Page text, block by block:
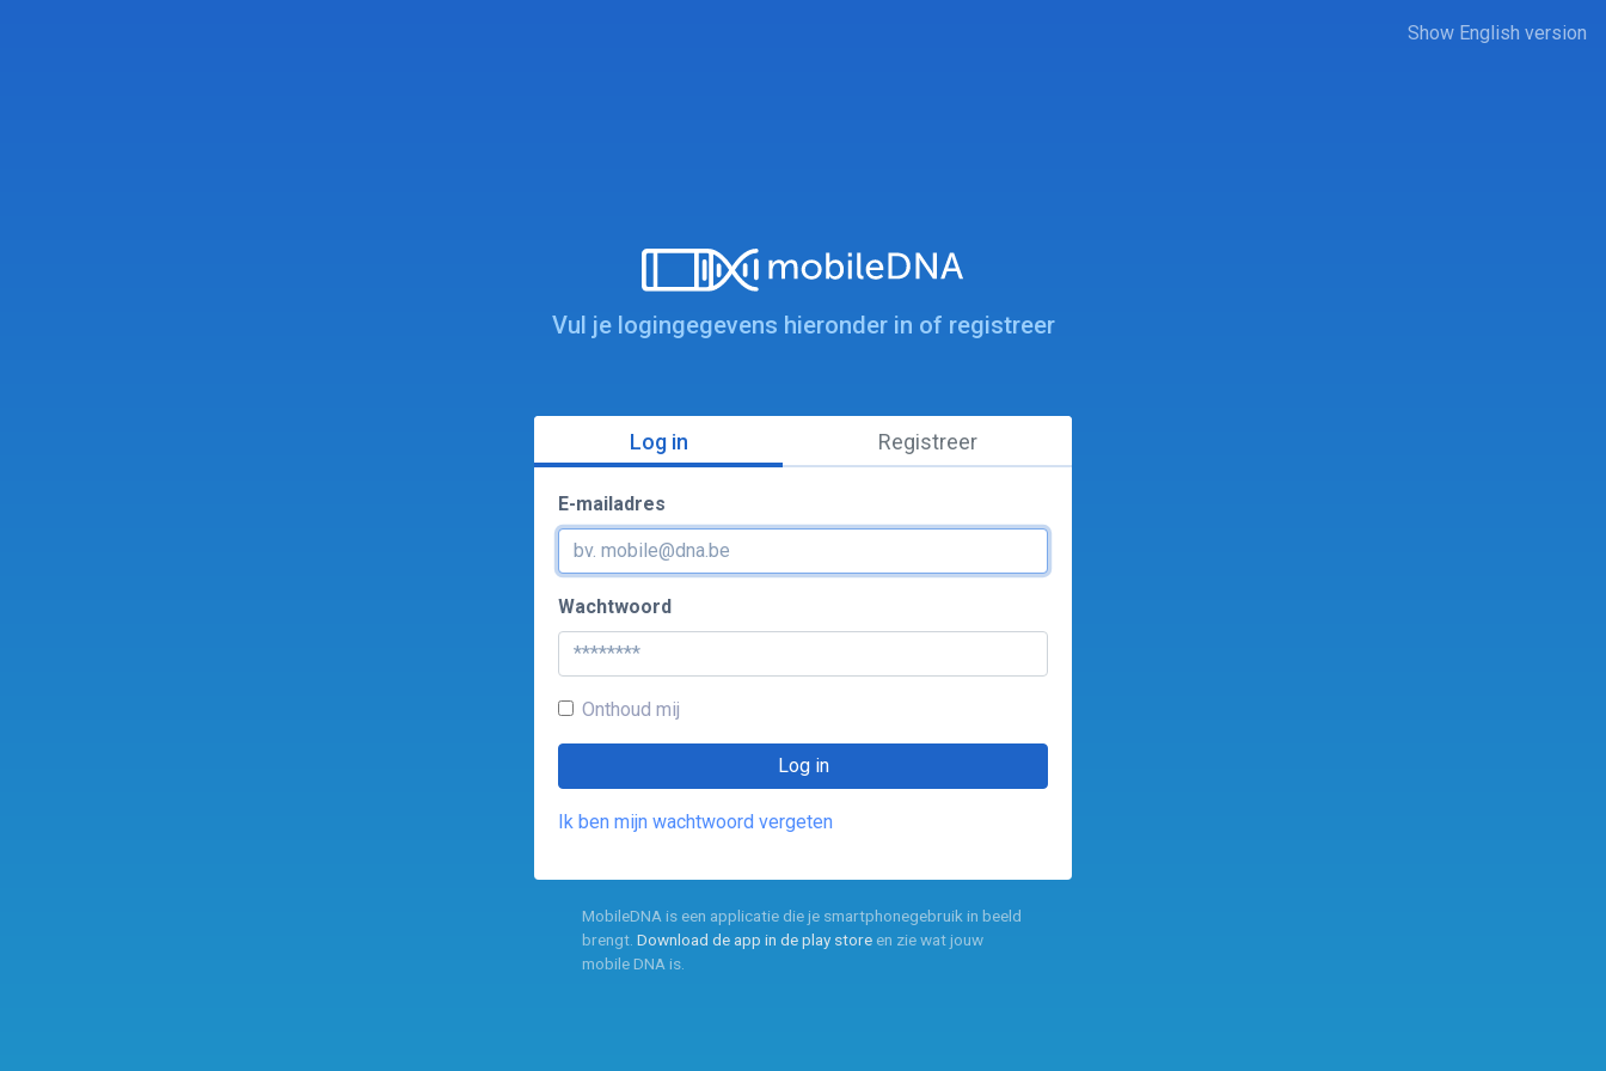
Show English version
Vul je logingegevens hieronder in of registreer
Log in Registreer
E-mailadres
Wachtwoord
Onthoud mij
Log in
Ik ben mijn wachtwoord vergeten
MobileDNA is een applicatie die je smartphonegebruik in beeld
brengt. Download de app in de play store en zie wat jouw
mobile DNA is.